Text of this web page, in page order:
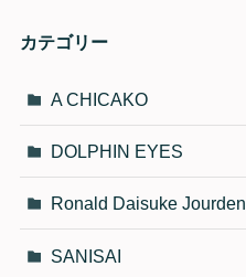
カテゴリー
A CHICAKO
DOLPHIN EYES
Ronald Daisuke Jourden
SANISAI